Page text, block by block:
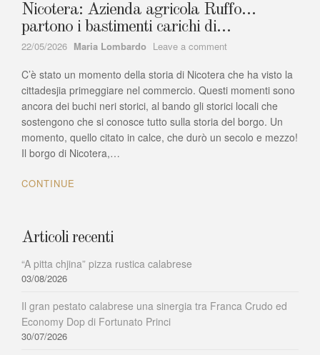
Nicotera: Azienda agricola Ruffo…
partono i bastimenti carichi di…
22/05/2026 Author
Maria Lombardo Leave a comment
Azienda
agricola
Ruffo…
partono
bastimenti
C’è stato un momento della storia di Nicotera che ha visto la
cittadesjia primeggiare nel commercio. Questi momenti sono
ancora dei buchi neri storici, al bando gli storici locali che
sostengono che si conosce tutto sulla storia del borgo. Un
momento, quello citato in calce, che durò un secolo e mezzo!
Il borgo di Nicotera,…
CONTINUE
Articoli recenti
“A pitta chjina” pizza rustica calabrese
03/08/2026
Il gran pestato calabrese una sinergia tra Franca Crudo ed
Economy Dop di Fortunato Princi
30/07/2026